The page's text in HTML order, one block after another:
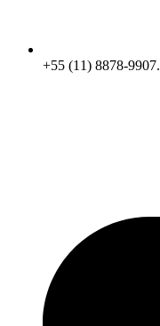
+55 (11) 8878-9907.